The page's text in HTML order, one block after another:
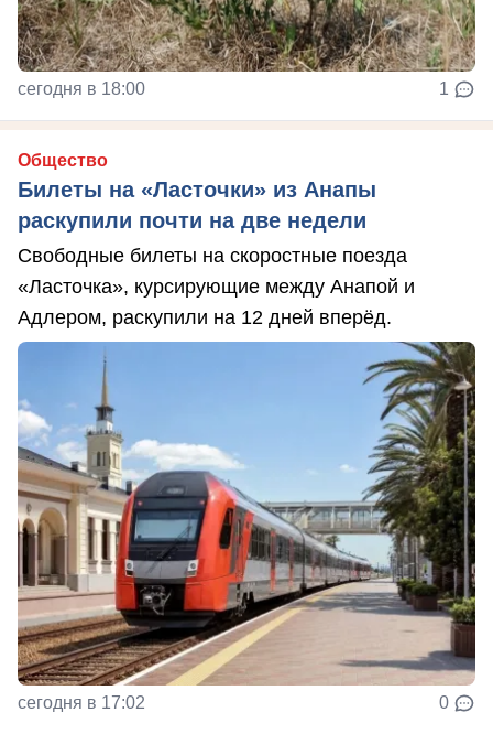
сегодня в 18:00 1
Общество
Билеты на «Ласточки» из Анапы
раскупили почти на две недели
Свободные билеты на скоростные поезда
«Ласточка», курсирующие между Анапой и
Адлером, раскупили на 12 дней вперёд.
сегодня в 17:02 0